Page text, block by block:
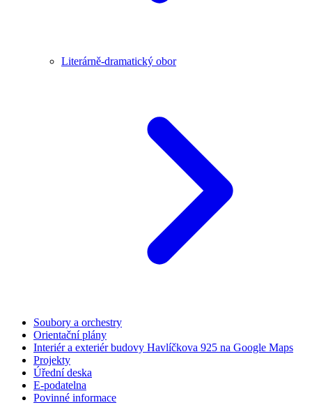
Literárně-dramatický obor
Soubory a orchestry
Orientační plány
Interiér a exteriér budovy Havlíčkova 925 na Google Maps
Projekty
Úřední deska
E-podatelna
Povinné informace